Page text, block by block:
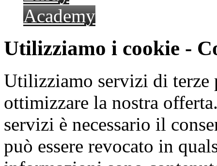
Academy
Utilizziamo i cookie -
Utilizziamo servizi di terze
ottimizzare la nostra
servizi è necessario il
può essere revocato in